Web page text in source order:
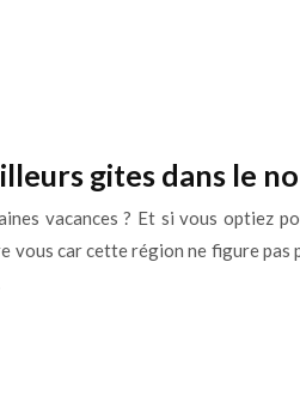
gites dans le
vacances ? Et si vous optiez
vous car cette région ne figure